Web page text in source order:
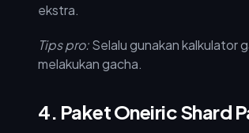
ekstra.
Tips pro:Selalu gunakan kalkulator
melakukan gacha.
4. Paket Oneiric Shard